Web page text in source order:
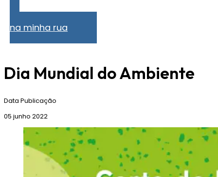
na minha rua
Dia Mundial do Ambiente
Data Publicação
05 junho 2022